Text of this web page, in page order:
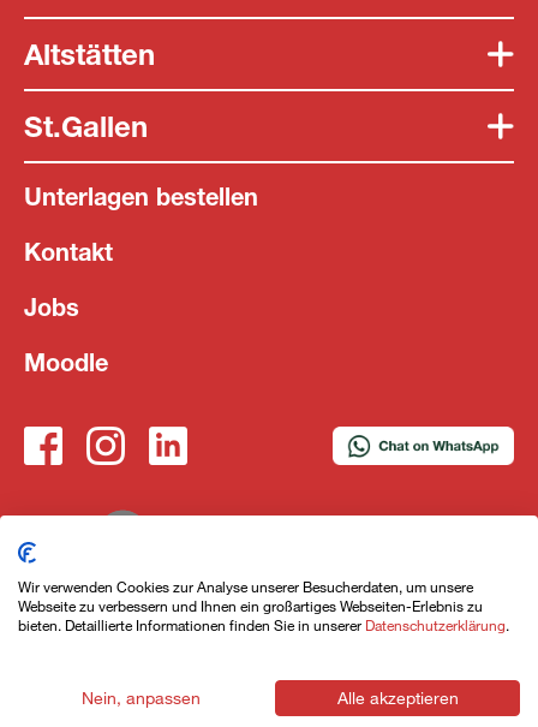
4 Angebote ansehen
Altstätten
St.Gallen
Unterlagen bestellen
Kontakt
Jobs
Moodle
Impressum Datenschutzerklärung AGB
Wir verwenden Cookies zur Analyse unserer Besucherdaten, um unsere
Webseite zu verbessern und Ihnen ein großartiges Webseiten-Erlebnis zu
bieten. Detaillierte Informationen finden Sie in unserer Datenschutzerklärung.
Nein, anpassen Alle akzeptieren